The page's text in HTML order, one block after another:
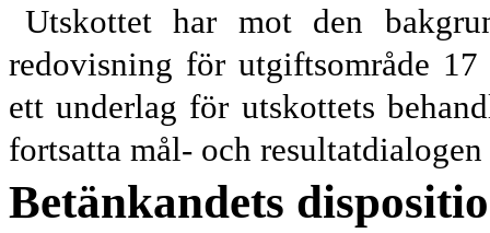
Utskottet har mot den
redovisning för utgiftsområde 17
ett underlag för utskottets
fortsatta mål- och
Betänkandets